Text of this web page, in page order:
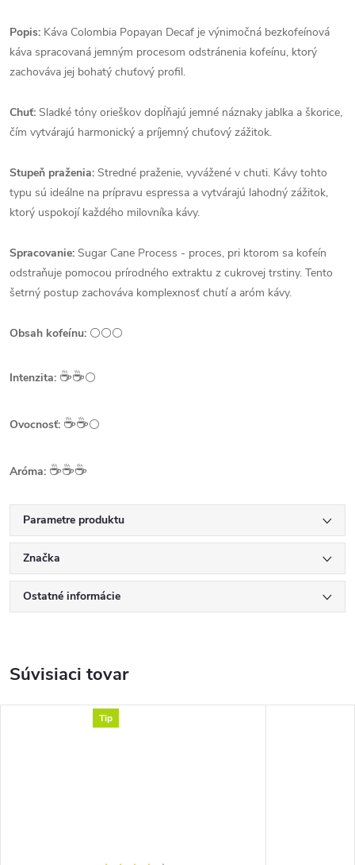
Popis: Káva Colombia Popayan Decaf je výnimočná bezkofeínová
káva spracovaná jemným procesom odstránenia kofeínu, ktorý
zachováva jej bohatý chuťový profil.
Chuť: Sladké tóny orieškov dopĺňajú jemné náznaky jablka a škorice,
čím vytvárajú harmonický a príjemný chuťový zážitok.
Stupeň praženia: Stredné praženie, vyvážené v chuti. Kávy tohto
typu sú ideálne na prípravu espressa a vytvárajú lahodný zážitok,
ktorý uspokojí každého milovníka kávy.
Spracovanie: Sugar Cane Process - proces, pri ktorom sa kofeín
odstraňuje pomocou prírodného extraktu z cukrovej trstiny. Tento
šetrný postup zachováva komplexnosť chutí a aróm kávy.
Obsah kofeínu: ⚪⚪⚪
Intenzita: ☕️☕️⚪
Ovocnosť: ☕️☕️⚪
Aróma: ☕️☕️☕️
Parametre produktu
Značka
Ostatné informácie
Súvisiaci tovar
Tip